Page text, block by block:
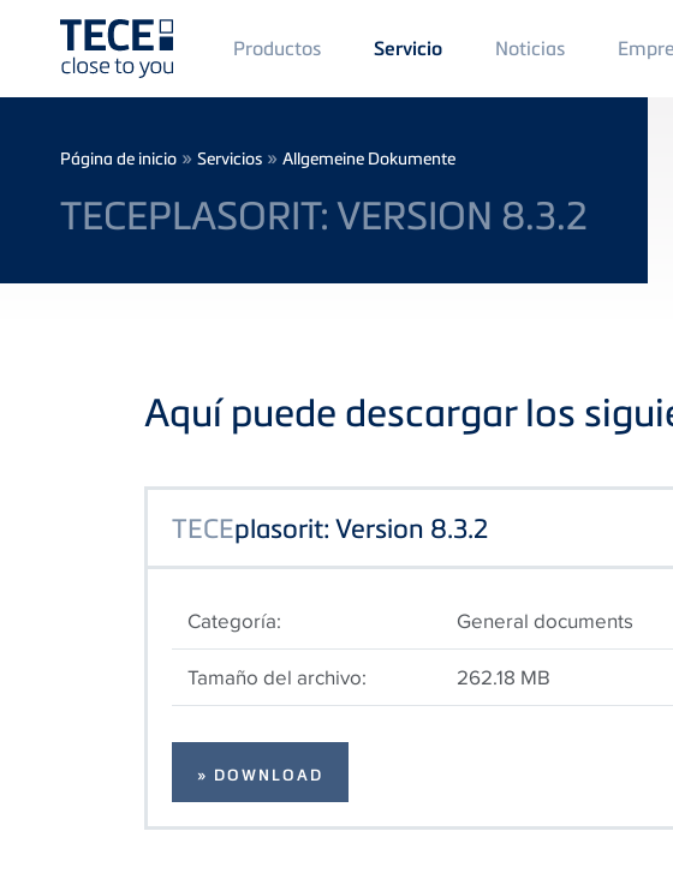
Main
Menü
1
Productos Servicio Noticias
2
Breadcrumb
Página de inicio » Servicios » Allgemeine Dokumente
TECEPLASORIT: VERSION 8.3.2
Aquí puede descargar los
TECEplasorit: Version 8.3.2
Categoría:
General documents
Tamaño del archivo:
262.18 MB
» DOWNLOAD